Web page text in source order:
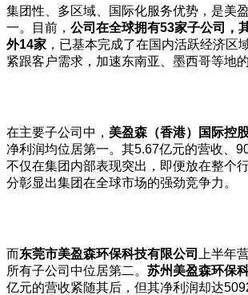
集团性、多区域、国际化服务优势，是美
一。目前， 公司在全球拥有53家子公司，
外14家 ，已基本完成了在国内活跃经济区
紧跟客户需求，加速东南亚、墨西哥等地
在主要子公司中， 美盈森（香港）国际控
净利润均位居第一。其5.67亿元的营收、
不仅在集团内部表现突出，即便放在整个
分彰显出集团在全球市场的强劲竞争力。
而东莞市美盈森环保科技有限公司
上半年
所有子公司中位居第二。 苏州美盈森环保
亿元的营收紧随其后，但其净利润却达